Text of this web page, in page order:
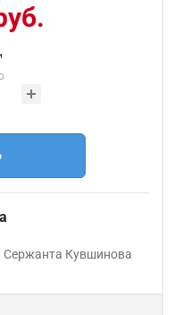
Сержанта Кувшинова